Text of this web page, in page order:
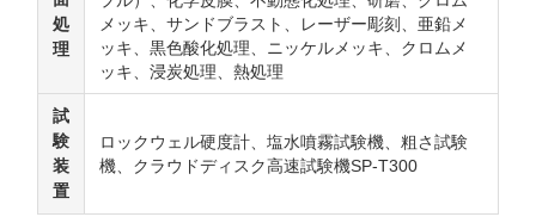
処
理
メッキ、サンドブラスト、レーザー彫刻、亜鉛メ
ッキ、黒色酸化処理、ニッケルメッキ、クロムメ
ッキ、浸炭処理、熱処理
試
験
装
置
ロックウェル硬度計、塩水噴霧試験機、粗さ試験
機、クラウドディスク高速試験機SP-T300